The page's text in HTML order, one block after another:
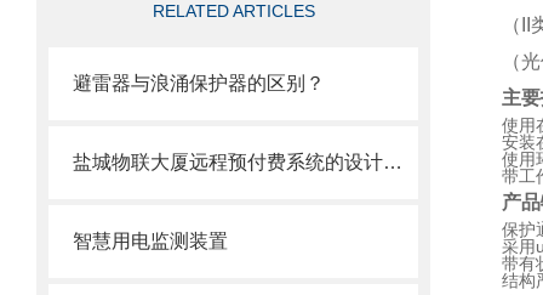
RELATED ARTICLES
避雷器与浪涌保护器的区别？
盐城物联大厦远程预付费系统的设计与应用
智慧用电监测装置
（
（
主
使用
安装
使用
带工
产
保护
采用
带有
结构